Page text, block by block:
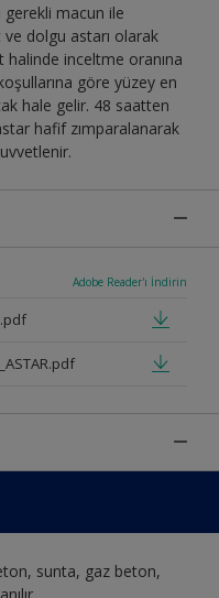
gerekli macun ile
dolgu astarı olarak
inceltme oranına
göre yüzey en
hale gelir. 48 saatten
hafif zımparalanarak
Adobe Reader'ı İndirin
sunta, gaz beton,